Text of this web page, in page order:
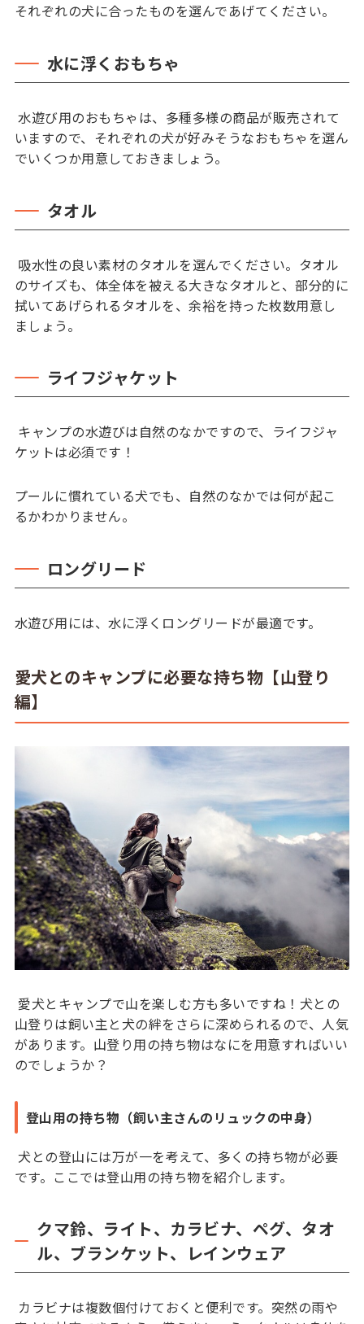
それぞれの犬に合ったものを選んであげてください。
水に浮くおもちゃ
水遊び用のおもちゃは、多種多様の商品が販売されて
いますので、それぞれの犬が好みそうなおもちゃを選ん
でいくつか用意しておきましょう。
タオル
吸水性の良い素材のタオルを選んでください。タオル
のサイズも、体全体を被える大きなタオルと、部分的に
拭いてあげられるタオルを、余裕を持った枚数用意し
ましょう。
ライフジャケット
キャンプの水遊びは自然のなかですので、ライフジャ
ケットは必須です！
プールに慣れている犬でも、自然のなかでは何が起こ
るかわかりません。
ロングリード
水遊び用には、水に浮くロングリードが最適です。
愛犬とのキャンプに必要な持ち物【山登り
編】
愛犬とキャンプで山を楽しむ方も多いですね！犬との
山登りは飼い主と犬の絆をさらに深められるので、人気
があります。山登り用の持ち物はなにを用意すればいい
のでしょうか？
登山用の持ち物（飼い主さんのリュックの中身）
犬との登山には万が一を考えて、多くの持ち物が必要
です。ここでは登山用の持ち物を紹介します。
クマ鈴、ライト、カラビナ、ペグ、タオ
ル、ブランケット、レインウェア
カラビナは複数個付けておくと便利です。突然の雨や